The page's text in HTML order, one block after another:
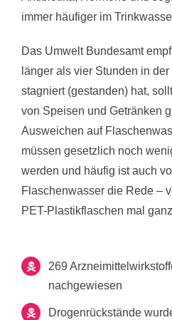
immer häufiger im
Das Umwelt Bundesamt
länger als vier Stunden in
stagniert (gestanden) hat,
von Speisen und Getränken
Ausweichen auf
müssen gesetzlich noch
werden und häufig ist auch
Flaschenwasser die Rede –
PET-Plastikflaschen mal
269
nachgewiesen
Drogenrückstände